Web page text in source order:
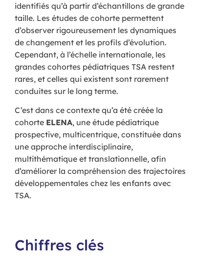
identifiés qu’à partir d’échantillons de grande
taille. Les études de cohorte permettent
d’observer rigoureusement les dynamiques
de changement et les profils d’évolution.
Cependant, à l’échelle internationale, les
grandes cohortes pédiatriques TSA restent
rares, et celles qui existent sont rarement
conduites sur le long terme.
C’est dans ce contexte qu’a été créée la
cohorte ELENA, une étude pédiatrique
prospective, multicentrique, constituée dans
une approche interdisciplinaire,
multithématique et translationnelle, afin
d’améliorer la compréhension des trajectoires
développementales chez les enfants avec
TSA.
Chiffres clés